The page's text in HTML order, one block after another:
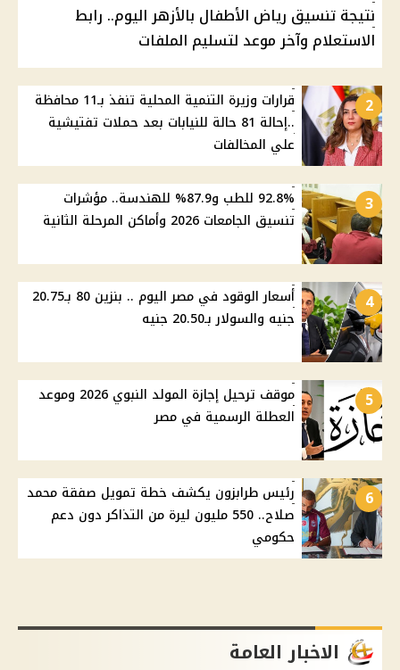
نتيجة تنسيق رياض الأطفال بالأزهر اليوم.. رابط
الاستعلام وآخر موعد لتسليم الملفات
2
قرارات وزيرة التنمية المحلية تنفذ بـ11 محافظة
..إحالة 81 حالة للنيابات بعد حملات تفتيشية
علي المخالفات
3
92.8% للطب و87.9% للهندسة.. مؤشرات
تنسيق الجامعات 2026 وأماكن المرحلة الثانية
4
أسعار الوقود في مصر اليوم .. بنزين 80 بـ20.75
جنيه والسولار بـ20.50 جنيه
5
موقف ترحيل إجازة المولد النبوي 2026 وموعد
العطلة الرسمية في مصر
6
رئيس طرابزون يكشف خطة تمويل صفقة محمد
صلاح.. 550 مليون ليرة من التذاكر دون دعم
حكومي
الاخبار العامة